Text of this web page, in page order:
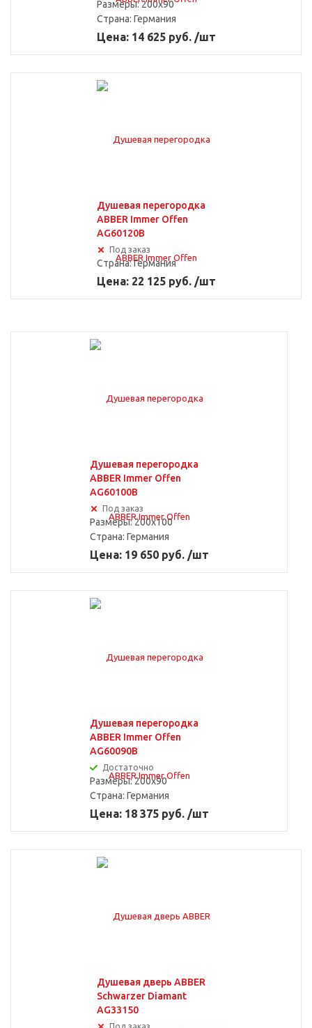
Размеры: 200x90
Страна: Германия
Цена: 14 625 руб. /шт
Душевая перегородка
ABBER Immer Offen
AG60120B
Под заказ
Страна:Германия
Цена: 22 125 руб. /шт
Душевая перегородка
ABBER Immer Offen
AG60100B
Под заказ
Размеры: 200x100
Страна: Германия
Цена: 19 650 руб. /шт
Душевая перегородка
ABBER Immer Offen
AG60090B
Достаточно
Размеры: 200x90
Страна: Германия
Цена: 18 375 руб. /шт
Душевая дверь ABBER
Schwarzer Diamant
AG33150